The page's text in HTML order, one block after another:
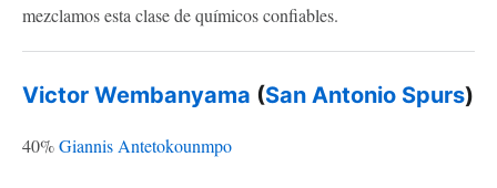
mezclamos esta clase de químicos confiables.
Victor Wembanyama (San Antonio Spurs)
40%Giannis Antetokounmpo